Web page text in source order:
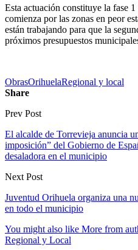
Esta actuación constituye la fase
comienza por las zonas en peor
están trabajando para que la
próximos presupuestos
ObrasOrihuelaRegional y local
Share
Prev Post
El alcalde de Torrevieja anuncia
imposición” del Gobierno de
desaladora en el municipio
Next Post
Juventud Orihuela organiza una
en todo el municipio
You might also like More from
Regional y Local